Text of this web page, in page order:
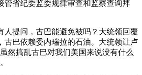
管省纪委监委规律审查和监察查询拜
提问，古巴能避免被吗？大统领回覆
古巴依赖委内瑞拉的石油。大统领让卢
然搞乱古巴对我们美国来说没有什么